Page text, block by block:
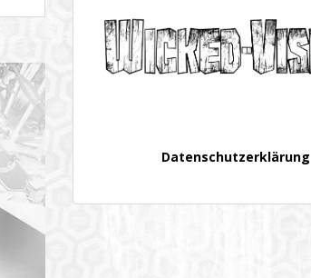
Datenschutzerklärung